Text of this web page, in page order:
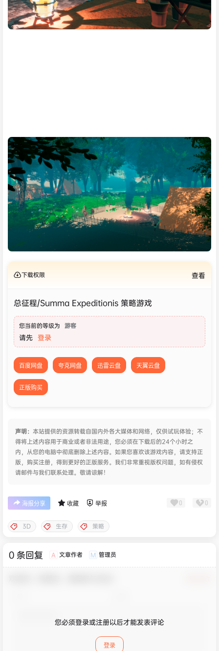
下载权限
总征程/Summa Expeditionis 策略游戏
请先 登录
百度网盘
声明：本站提供的资源转载自国内外各大媒体和网络，仅供试玩体验；不
得将上述内容用于商业或者非法用途，您必须在下载后的24个小时之
内，从您的电脑中彻底删除上述内容。如果您喜欢该游戏内容，请支持正
请邮件与我们联系处理。敬请谅解！
海报分享 收藏 举报
3D 生存 策略
您必须登录或注册以后才能发表评论